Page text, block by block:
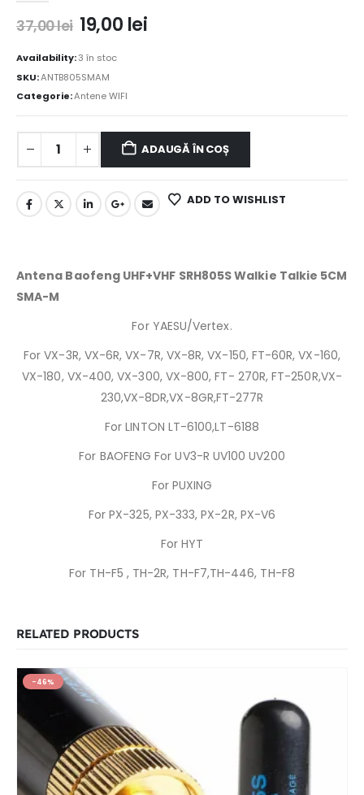
37,00lei 19,00 lei
Availability:3 în stoc
SKU:ANTB805SMAM
Categorie:Antene WIFI
ADAUGĂ ÎN COȘ
ADD TO WISHLIST
Antena Baofeng UHF+VHF SRH805S Walkie Talkie 5CM
SMA-M
For YAESU/Vertex.
For VX-3R, VX-6R, VX-7R, VX-8R, VX-150, FT-60R, VX-160,
VX-180, VX-400, VX-300, VX-800, FT- 270R, FT-250R,VX-
230,VX-8DR,VX-8GR,FT-277R
For LINTON LT-6100,LT-6188
For BAOFENG For UV3-R UV100 UV200
For PUXING
For PX-325, PX-333, PX-2R, PX-V6
For HYT
For TH-F5 , TH-2R, TH-F7,TH-446, TH-F8
RELATED PRODUCTS
-46%